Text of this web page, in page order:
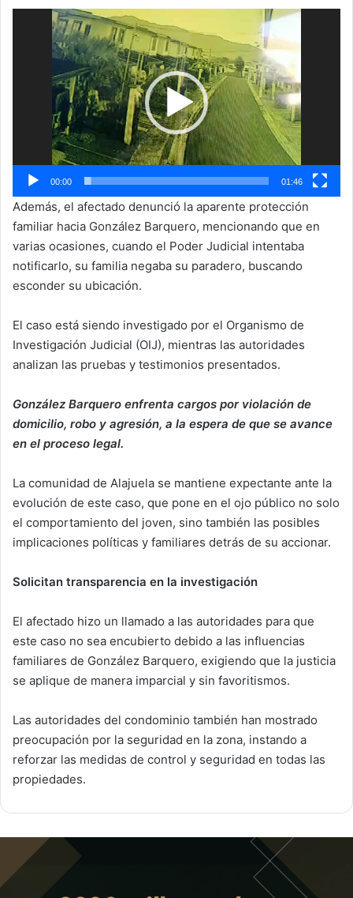
Reproductor
00:00 01:46
Además, el afectado denunció la aparente protección
familiar hacia González Barquero, mencionando que en
varias ocasiones, cuando el Poder Judicial intentaba
notificarlo, su familia negaba su paradero, buscando
esconder su ubicación.
El caso está siendo investigado por el Organismo de
Investigación Judicial (OIJ), mientras las autoridades
analizan las pruebas y testimonios presentados.
González Barquero enfrenta cargos por violación de
domicilio, robo y agresión, a la espera de que se avance
en el proceso legal.
La comunidad de Alajuela se mantiene expectante ante la
evolución de este caso, que pone en el ojo público no solo
el comportamiento del joven, sino también las posibles
implicaciones políticas y familiares detrás de su accionar.
Solicitan transparencia en la investigación
El afectado hizo un llamado a las autoridades para que
este caso no sea encubierto debido a las influencias
familiares de González Barquero, exigiendo que la justicia
se aplique de manera imparcial y sin favoritismos.
Las autoridades del condominio también han mostrado
preocupación por la seguridad en la zona, instando a
reforzar las medidas de control y seguridad en todas las
propiedades.